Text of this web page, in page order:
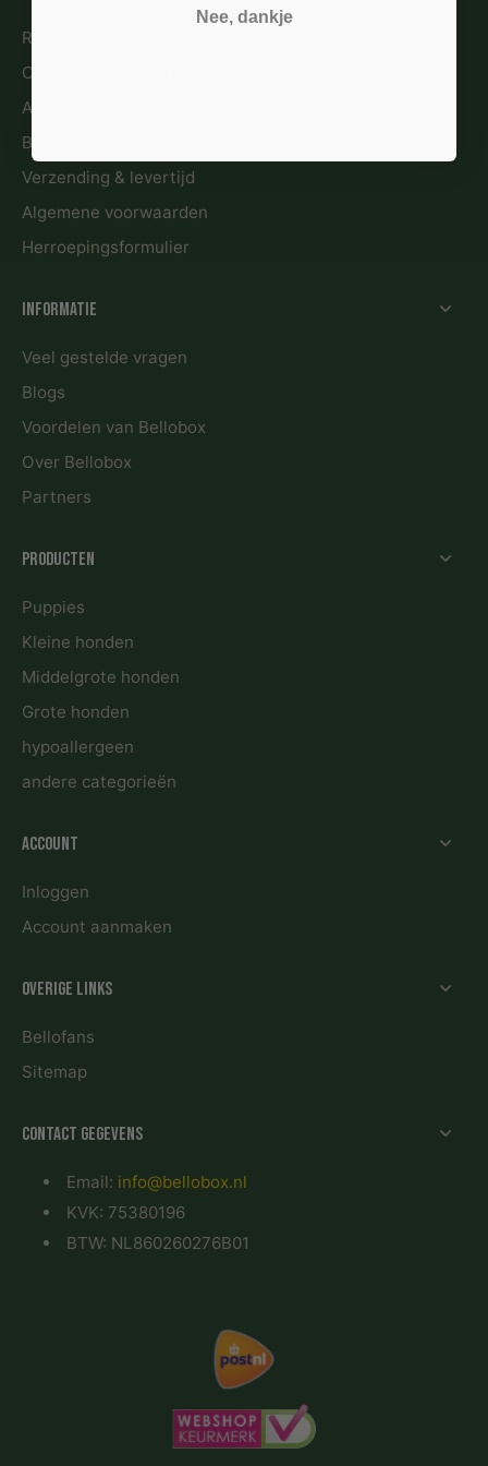
Retour en garantie
Contact en klantenservice
Abonnement Spelregels
Bestellen & betalen
Verzending & levertijd
Algemene voorwaarden
Herroepingsformulier
Informatie
Veel gestelde vragen
Blogs
Voordelen van Bellobox
Over Bellobox
Partners
Producten
Puppies
Kleine honden
Middelgrote honden
Grote honden
hypoallergeen
andere categorieën
Account
Inloggen
Account aanmaken
Overige links
Bellofans
Sitemap
Contact gegevens
Email: info@bellobox.nl
KVK: 75380196
BTW: NL860260276B01
Nee, dankje